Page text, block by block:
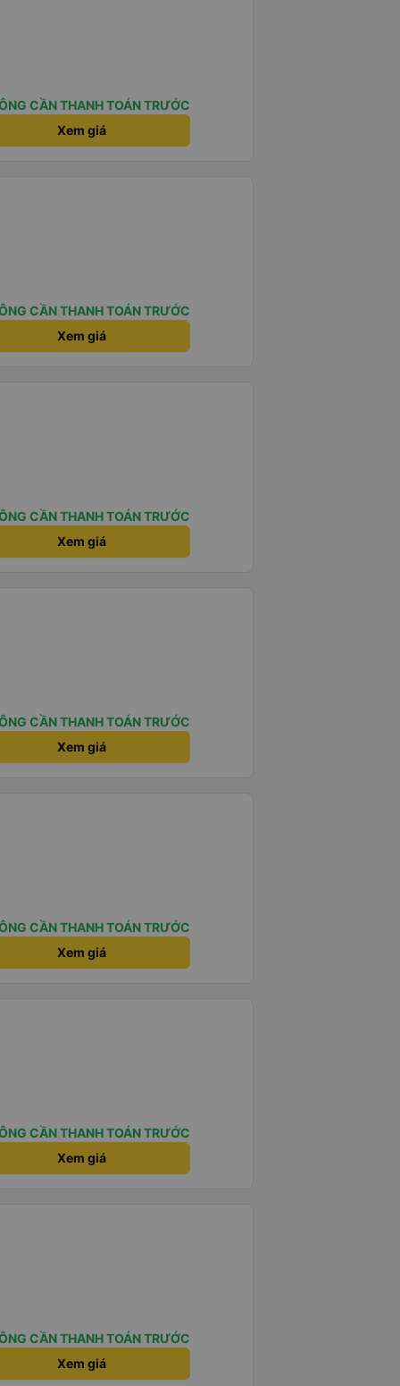
CẦN THANH TOÁN TRƯỚC
Xem giá
CẦN THANH TOÁN TRƯỚC
Xem giá
CẦN THANH TOÁN TRƯỚC
Xem giá
CẦN THANH TOÁN TRƯỚC
Xem giá
CẦN THANH TOÁN TRƯỚC
Xem giá
CẦN THANH TOÁN TRƯỚC
Xem giá
CẦN THANH TOÁN TRƯỚC
Xem giá